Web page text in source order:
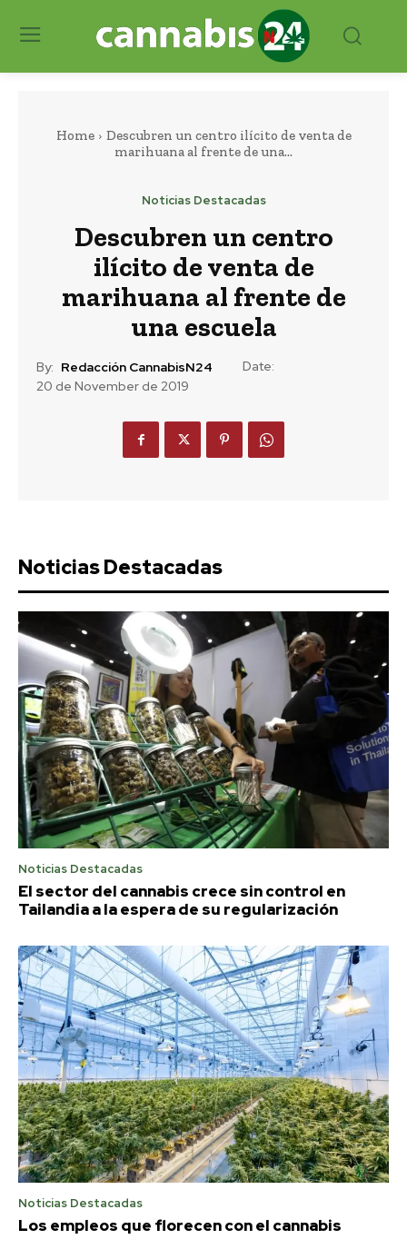
Home
Descubren un centro ilícito de venta de
marihuana al frente de una...
Noticias Destacadas
Descubren un centro
ilícito de venta de
marihuana al frente de
una escuela
By: Redacción CannabisN24
Date:
20 de November de 2019
Noticias Destacadas
Noticias Destacadas
El sector del cannabis crece sin control en
Tailandia a la espera de su regularización
Noticias Destacadas
Los empleos que florecen con el cannabis